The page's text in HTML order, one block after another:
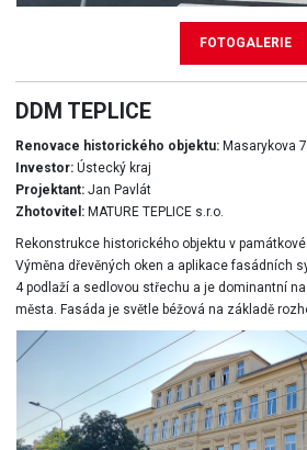
FOTOGALERIE
DDM TEPLICE
Renovace historického objektu:Masarykova
Investor:Ústecký kraj
Projektant:Jan Pavlát
Zhotovitel:MATURE TEPLICE s.r.o.
Rekonstrukce historického objektu v památkové
Výměna dřevěných oken a aplikace fasádních
4 podlaží a sedlovou střechu a je dominantní
města. Fasáda je světle béžová na základě